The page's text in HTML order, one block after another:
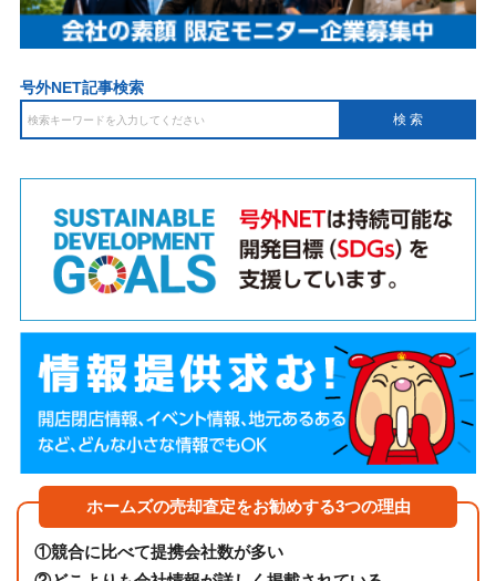
号外NET記事検索
ホームズの売却査定をお勧めする3つの理由
①競合に比べて提携会社数が多い